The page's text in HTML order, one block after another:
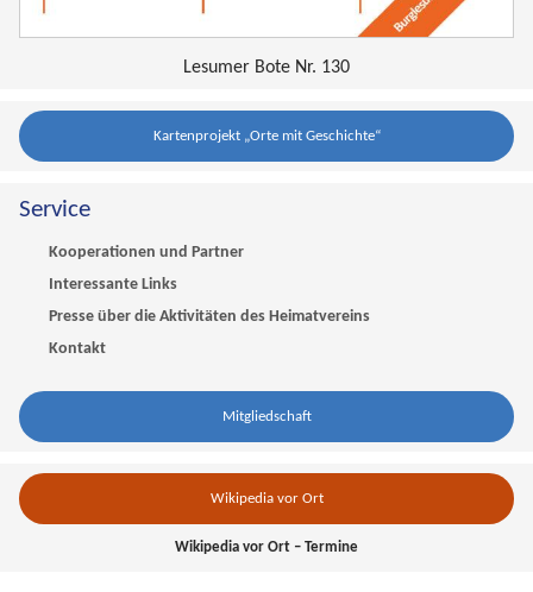
Lesumer Bote Nr. 130
Kartenprojekt „Orte mit Geschichte“
Service
Kooperationen und Partner
Interessante Links
Presse über die Aktivitäten des Heimatvereins
Kontakt
Mitgliedschaft
Wikipedia vor Ort
Wikipedia vor Ort – Termine